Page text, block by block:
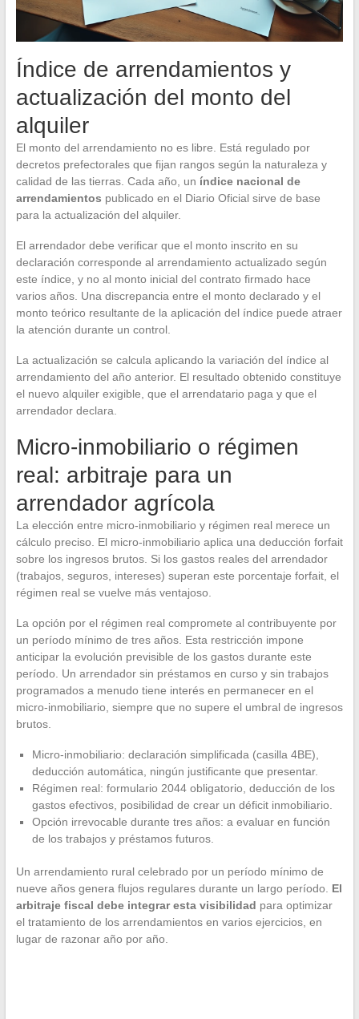
Índice de arrendamientos y
actualización del monto del
alquiler
El monto del arrendamiento no es libre. Está regulado por
decretos prefectorales que fijan rangos según la naturaleza y
calidad de las tierras. Cada año, un índice nacional de
arrendamientos publicado en el Diario Oficial sirve de base
para la actualización del alquiler.
El arrendador debe verificar que el monto inscrito en su
declaración corresponde al arrendamiento actualizado según
este índice, y no al monto inicial del contrato firmado hace
varios años. Una discrepancia entre el monto declarado y el
monto teórico resultante de la aplicación del índice puede atraer
la atención durante un control.
La actualización se calcula aplicando la variación del índice al
arrendamiento del año anterior. El resultado obtenido constituye
el nuevo alquiler exigible, que el arrendatario paga y que el
arrendador declara.
Micro-inmobiliario o régimen
real: arbitraje para un
arrendador agrícola
La elección entre micro-inmobiliario y régimen real merece un
cálculo preciso. El micro-inmobiliario aplica una deducción forfait
sobre los ingresos brutos. Si los gastos reales del arrendador
(trabajos, seguros, intereses) superan este porcentaje forfait, el
régimen real se vuelve más ventajoso.
La opción por el régimen real compromete al contribuyente por
un período mínimo de tres años. Esta restricción impone
anticipar la evolución previsible de los gastos durante este
período. Un arrendador sin préstamos en curso y sin trabajos
programados a menudo tiene interés en permanecer en el
micro-inmobiliario, siempre que no supere el umbral de ingresos
brutos.
Micro-inmobiliario: declaración simplificada (casilla 4BE),
deducción automática, ningún justificante que presentar.
Régimen real: formulario 2044 obligatorio, deducción de los
gastos efectivos, posibilidad de crear un déficit inmobiliario.
Opción irrevocable durante tres años: a evaluar en función
de los trabajos y préstamos futuros.
Un arrendamiento rural celebrado por un período mínimo de
nueve años genera flujos regulares durante un largo período. El
arbitraje fiscal debe integrar esta visibilidad para optimizar
el tratamiento de los arrendamientos en varios ejercicios, en
lugar de razonar año por año.